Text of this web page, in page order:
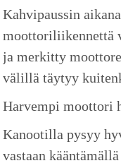
Kahvipaussin
moottoriliikennettä
ja merkitty
välillä täytyy
Harvempi moottori
Kanootilla pysyy
vastaan